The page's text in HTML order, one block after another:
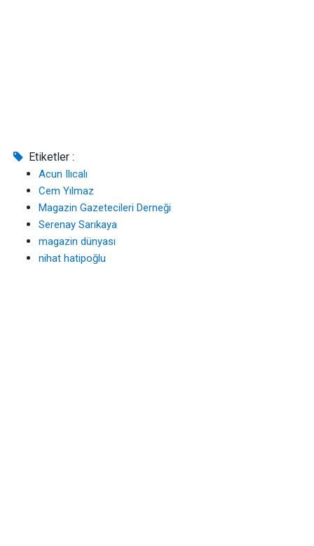
Etiketler :
Acun Ilıcalı
Cem Yılmaz
Magazin Gazetecileri Derneği
Serenay Sarıkaya
magazin dünyası
nihat hatipoğlu